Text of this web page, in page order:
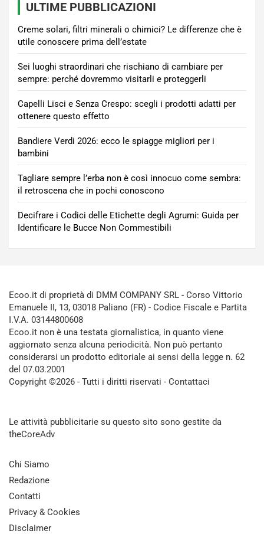
ULTIME PUBBLICAZIONI
Creme solari, filtri minerali o chimici? Le differenze che è
utile conoscere prima dell’estate
Sei luoghi straordinari che rischiano di cambiare per
sempre: perché dovremmo visitarli e proteggerli
Capelli Lisci e Senza Crespo: scegli i prodotti adatti per
ottenere questo effetto
Bandiere Verdi 2026: ecco le spiagge migliori per i
bambini
Tagliare sempre l’erba non è così innocuo come sembra:
il retroscena che in pochi conoscono
Decifrare i Codici delle Etichette degli Agrumi: Guida per
Identificare le Bucce Non Commestibili
Ecoo.it di proprietà di DMM COMPANY SRL - Corso Vittorio
Emanuele II, 13, 03018 Paliano (FR) - Codice Fiscale e Partita
I.V.A. 03144800608
Ecoo.it non è una testata giornalistica, in quanto viene
aggiornato senza alcuna periodicità. Non può pertanto
considerarsi un prodotto editoriale ai sensi della legge n. 62
del 07.03.2001
Copyright ©2026 - Tutti i diritti riservati - Contattaci
Le attività pubblicitarie su questo sito sono gestite da
theCoreAdv
Chi Siamo
Redazione
Contatti
Privacy & Cookies
Disclaimer